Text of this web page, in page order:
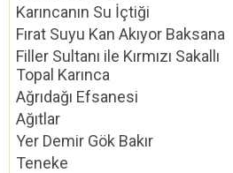
Karıncanın Su İçtiği
Fırat Suyu Kan Akıyor Baksana
Filler Sultanı ile Kırmızı Sakallı
Topal Karınca
Ağrıdağı Efsanesi
Ağıtlar
Yer Demir Gök Bakır
Teneke